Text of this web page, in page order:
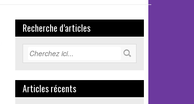
Recherche d’articles
Articles récents